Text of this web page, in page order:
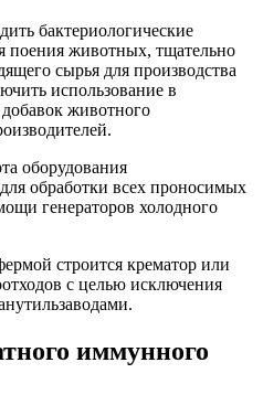
бактериологические
поения животных, тщательно
сырья для производства
использование в
животного
оборудования
обработки всех проносимых
генераторов холодного
строится крематор или
с целью исключения
иммунного